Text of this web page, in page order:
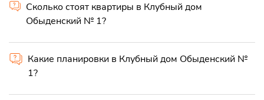
Сколько стоят квартиры в Клубный дом
Обыденский № 1?
Какие планировки в Клубный дом Обыденский №
1?